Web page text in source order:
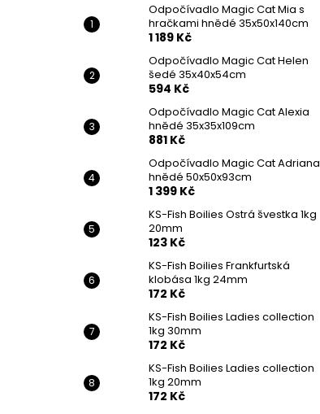
Odpočívadlo Magic Cat Mia s
hračkami hnědé 35x50x140cm
1 189 Kč
Odpočívadlo Magic Cat Helen
šedé 35x40x54cm
594 Kč
Odpočívadlo Magic Cat Alexia
hnědé 35x35x109cm
881 Kč
Odpočívadlo Magic Cat Adriana
hnědé 50x50x93cm
1 399 Kč
KS-Fish Boilies Ostrá švestka 1kg
20mm
123 Kč
KS-Fish Boilies Frankfurtská
klobása 1kg 24mm
172 Kč
KS-Fish Boilies Ladies collection
1kg 30mm
172 Kč
KS-Fish Boilies Ladies collection
1kg 20mm
172 Kč